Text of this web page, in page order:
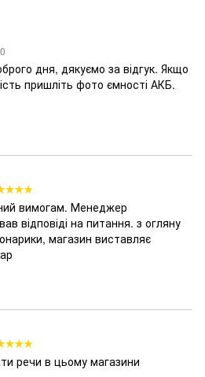
дня, дякуємо за відгук. Якщо
пришліть фото ємності АКБ.
вимогам. Менеджер
відповіді на питання. з огляну
магазин виставляє
речи в цьому магазини